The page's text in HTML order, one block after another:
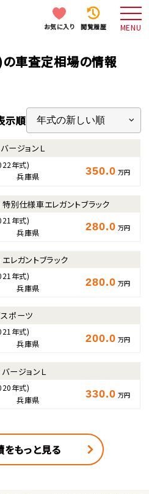
お気に入り 閲覧履歴 MENU
車査定相場の情報
示順
ージョンＬ
年式)
兵庫県 350.0 万円
別仕様車エレガントブラック
年式)
兵庫県 280.0 万円
レガントブラック
年式)
兵庫県 280.0 万円
ポーツ
年式)
兵庫県 200.0 万円
ージョンＬ
年式)
兵庫県 330.0 万円
もっと見る